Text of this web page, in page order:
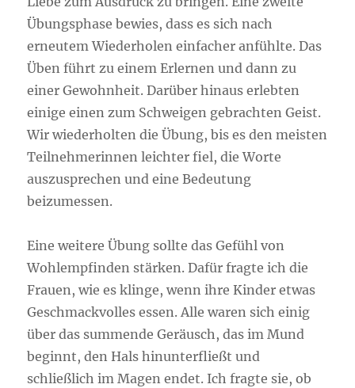
Übungsphase bewies, dass es sich nach
erneutem Wiederholen einfacher anfühlte. Das
Üben führt zu einem Erlernen und dann zu
einer Gewohnheit. Darüber hinaus erlebten
einige einen zum Schweigen gebrachten Geist.
Wir wiederholten die Übung, bis es den meisten
Teilnehmerinnen leichter fiel, die Worte
auszusprechen und eine Bedeutung
beizumessen.
Eine weitere Übung sollte das Gefühl von
Wohlempfinden stärken. Dafür fragte ich die
Frauen, wie es klinge, wenn ihre Kinder etwas
Geschmackvolles essen. Alle waren sich einig
über das summende Geräusch, das im Mund
beginnt, den Hals hinunterfließt und
schließlich im Magen endet. Ich fragte sie, ob